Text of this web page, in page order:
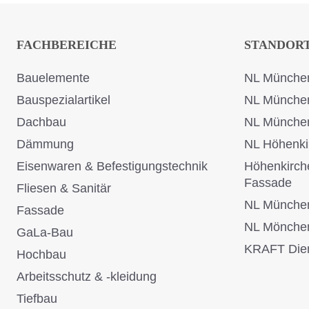
FACHBEREICHE
Bauelemente
Bauspezialartikel
Dachbau
Dämmung
Eisenwaren & Befestigungstechnik
Fliesen & Sanitär
Fassade
GaLa-Bau
Hochbau
Arbeitsschutz & -kleidung
Tiefbau
NL
NL
NL
NL
Fassade
NL
NL
KRAFT